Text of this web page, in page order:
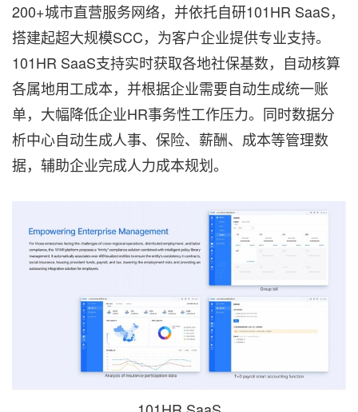
200+城市直营服务网络，并依托自研101HR SaaS，
搭建起超大规模SCC，为客户企业提供专业支持。
101HR SaaS支持实时获取各地社保基数，自动核算
各属地用工成本，并根据企业需要自动生成统一账
单，大幅降低企业HR事务性工作压力。同时数据分
析中心自动生成人事、保险、薪酬、成本等管理数
据，辅助企业完成人力成本规划。